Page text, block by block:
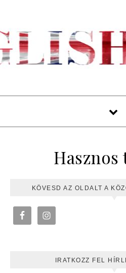
KÖVESD AZ OLDALT A
IRATKOZZ FEL